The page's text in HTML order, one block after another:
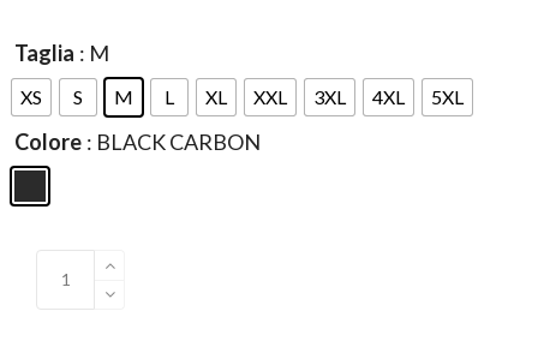
Taglia : M
XS S M L XL XXL 3XL 4XL 5XL
Colore : BLACK CARBON